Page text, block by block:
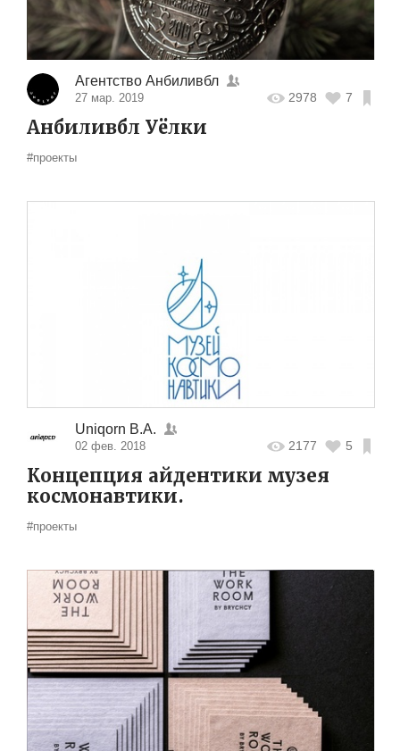
Агентство Анбиливбл
27 мар. 2019 2978 7
Анбиливбл Уёлки
#проекты
Uniqorn B.A.
02 фев. 2018 2177 5
Концепция айдентики музея
космонавтики.
#проекты